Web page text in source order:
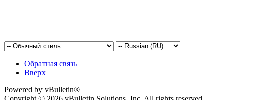
Обратная связь
Вверх
Powered by vBulletin®